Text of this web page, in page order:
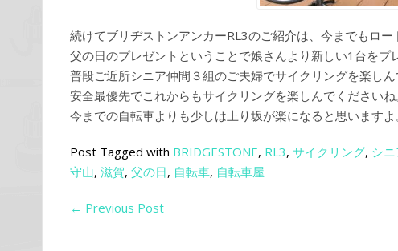
続けてブリヂストンアンカーRL3のご紹介は、今までもロー
父の日のプレゼントということで娘さんより新しい1台をプ
普段ご近所シニア仲間３組のご夫婦でサイクリングを楽しん
安全最優先でこれからもサイクリングを楽しんでくださいね
今までの自転車よりも少しは上り坂が楽になると思いますよ
Post Tagged with BRIDGESTONE, RL3, サイクリング, シ
守山, 滋賀, 父の日, 自転車, 自転車屋
← Previous Post